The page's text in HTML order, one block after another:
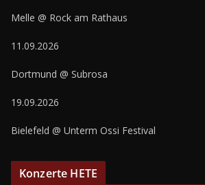
Melle @ Rock am Rathaus
11.09.2026
Dortmund @ Subrosa
19.09.2026
Bielefeld @ Unterm Ossi Festival
Konzerte HETE